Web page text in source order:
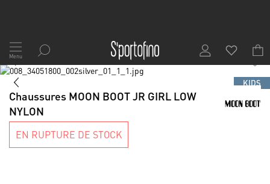
Allez
au
contenu
Menu
Skip
the
end
images
gallery
KIDS
1/8
Skip
the
beginning
images
Chaussures MOON BOOT JR GIRL LOW
NYLON
EN RUPTURE DE STOCK